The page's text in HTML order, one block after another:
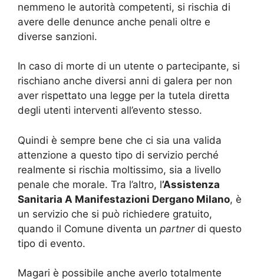
nemmeno le autorità competenti, si rischia di
avere delle denunce anche penali oltre e
diverse sanzioni.
In caso di morte di un utente o partecipante, si
rischiano anche diversi anni di galera per non
aver rispettato una legge per la tutela diretta
degli utenti interventi all’evento stesso.
Quindi è sempre bene che ci sia una valida
attenzione a questo tipo di servizio perché
realmente si rischia moltissimo, sia a livello
penale che morale. Tra l’altro, l’Assistenza
Sanitaria A Manifestazioni Dergano Milano, è
un servizio che si può richiedere gratuito,
quando il Comune diventa un partnerdi questo
tipo di evento.
Magari è possibile anche averlo totalmente